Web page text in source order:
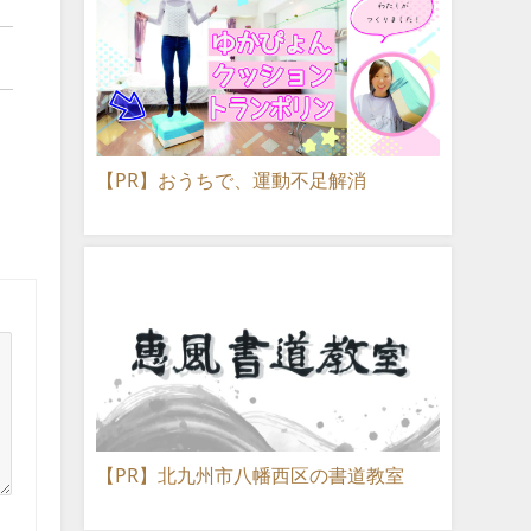
【PR】おうちで、運動不足解消
【PR】北九州市八幡西区の書道教室